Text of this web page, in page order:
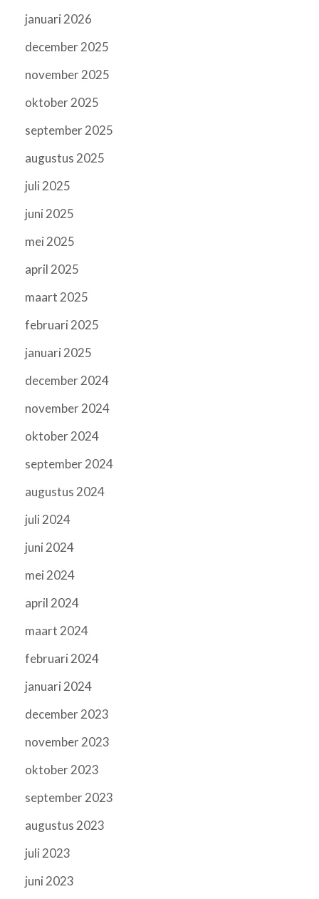
januari 2026
december 2025
november 2025
oktober 2025
september 2025
augustus 2025
juli 2025
juni 2025
mei 2025
april 2025
maart 2025
februari 2025
januari 2025
december 2024
november 2024
oktober 2024
september 2024
augustus 2024
juli 2024
juni 2024
mei 2024
april 2024
maart 2024
februari 2024
januari 2024
december 2023
november 2023
oktober 2023
september 2023
augustus 2023
juli 2023
juni 2023